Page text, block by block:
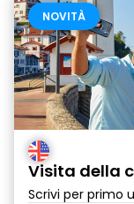
NOVITÀ
Visita della
Scrivi per primo